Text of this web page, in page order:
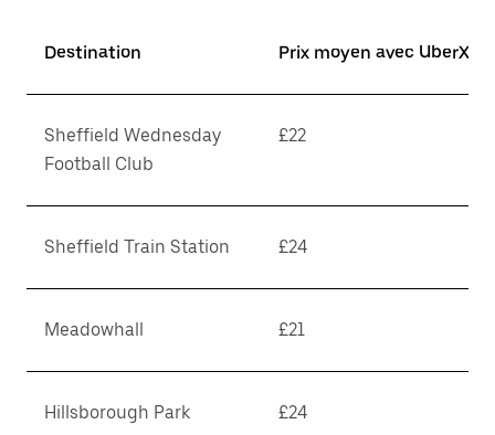
Destination Prix moyen avec UberX*
Sheffield Wednesday
Football Club
£22
Sheffield Train Station £24
Meadowhall £21
Hillsborough Park £24